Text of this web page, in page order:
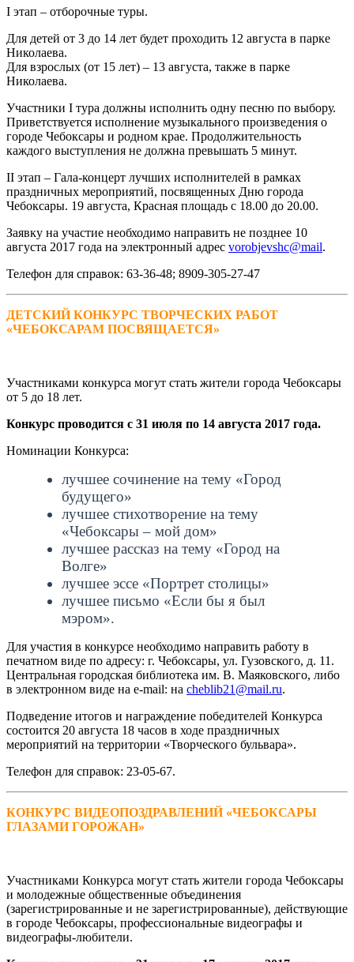
I этап – отборочные туры.
Для детей от 3 до 14 лет будет проходить 12 августа в парке
Николаева.
Для взрослых (от 15 лет) – 13 августа, также в парке
Николаева.
Участники I тура должны исполнить одну песню по выбору.
Приветствуется исполнение музыкального произведения о
городе Чебоксары и родном крае. Продолжительность
каждого выступления не должна превышать 5 минут.
II этап – Гала-концерт лучших исполнителей в рамках
праздничных мероприятий, посвященных Дню города
Чебоксары. 19 августа, Красная площадь с 18.00 до 20.00.
Заявку на участие необходимо направить не позднее 10
августа 2017 года на электронный адрес vorobjevshc@mail.
Телефон для справок: 63-36-48; 8909-305-27-47
ДЕТСКИЙ КОНКУРС ТВОРЧЕСКИХ РАБОТ
«ЧЕБОКСАРАМ ПОСВЯЩАЕТСЯ»
Участниками конкурса могут стать жители города Чебоксары
от 5 до 18 лет.
Конкурс проводится с 31 июля по 14 августа 2017 года.
Номинации Конкурса:
лучшее сочинение на тему «Город
будущего»
лучшее стихотворение на тему
«Чебоксары – мой дом»
лучшее рассказ на тему «Город на
Волге»
лучшее эссе «Портрет столицы»
лучшее письмо «Если бы я был
мэром».
Для участия в конкурсе необходимо направить работу в
печатном виде по адресу: г. Чебоксары, ул. Гузовского, д. 11.
Центральная городская библиотека им. В. Маяковского, либо
в электронном виде на e-mail: на cheblib21@mail.ru.
Подведение итогов и награждение победителей Конкурса
состоится 20 августа 18 часов в ходе праздничных
мероприятий на территории «Творческого бульвара».
Телефон для справок: 23-05-67.
КОНКУРС ВИДЕОПОЗДРАВЛЕНИЙ «ЧЕБОКСАРЫ
ГЛАЗАМИ ГОРОЖАН»
Участниками Конкурса могут стать жители города Чебоксары
и молодежные общественные объединения
(зарегистрированные и не зарегистрированные), действующие
в городе Чебоксары, профессиональные видеографы и
видеографы-любители.